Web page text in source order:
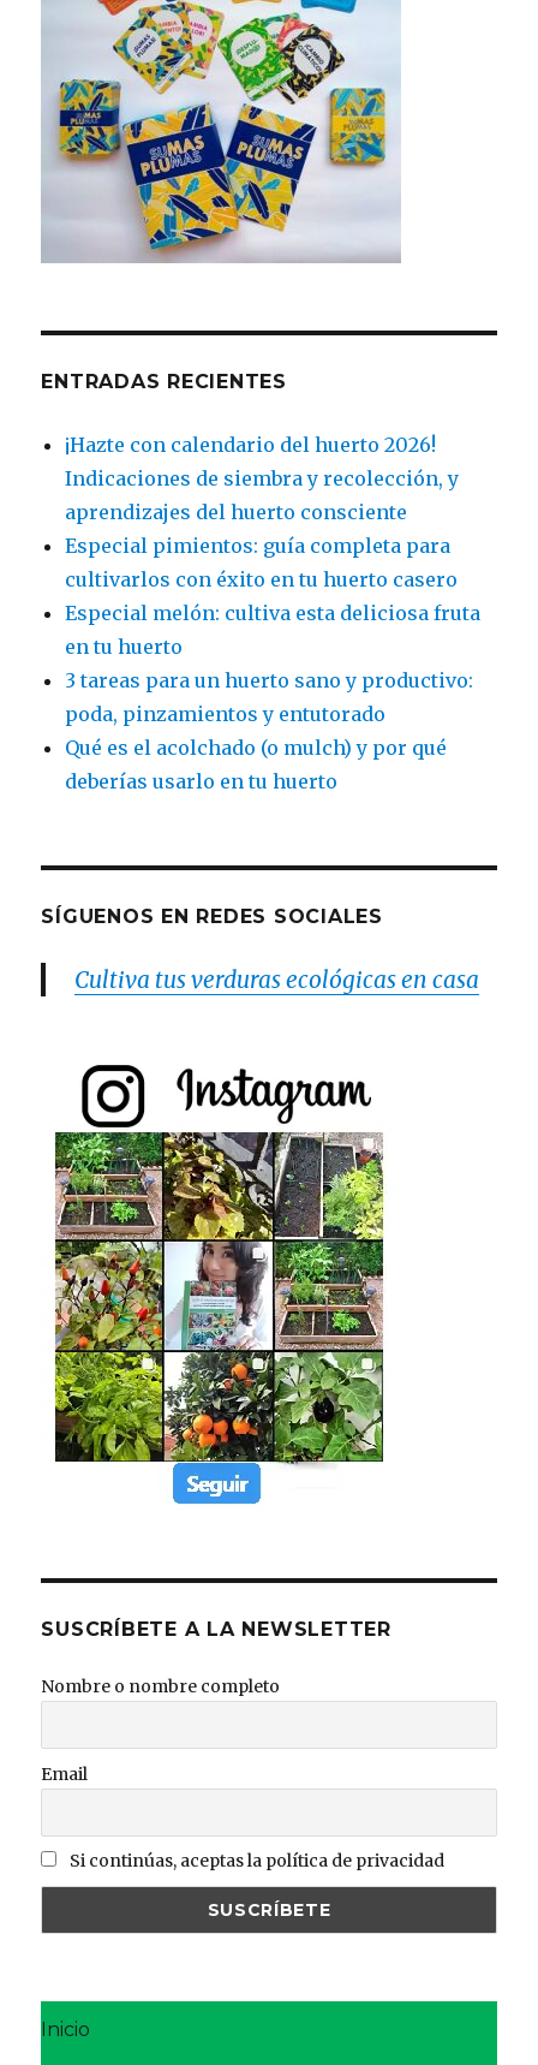
ENTRADAS RECIENTES
¡Hazte con calendario del huerto 2026!
Indicaciones de siembra y recolección, y
aprendizajes del huerto consciente
Especial pimientos: guía completa para
cultivarlos con éxito en tu huerto casero
Especial melón: cultiva esta deliciosa fruta
en tu huerto
3 tareas para un huerto sano y productivo:
poda, pinzamientos y entutorado
Qué es el acolchado (o mulch) y por qué
deberías usarlo en tu huerto
SÍGUENOS EN REDES SOCIALES
Cultiva tus verduras ecológicas en casa
SUSCRÍBETE A LA NEWSLETTER
Nombre o nombre completo
Email
Si continúas, aceptas la política de privacidad
Inicio